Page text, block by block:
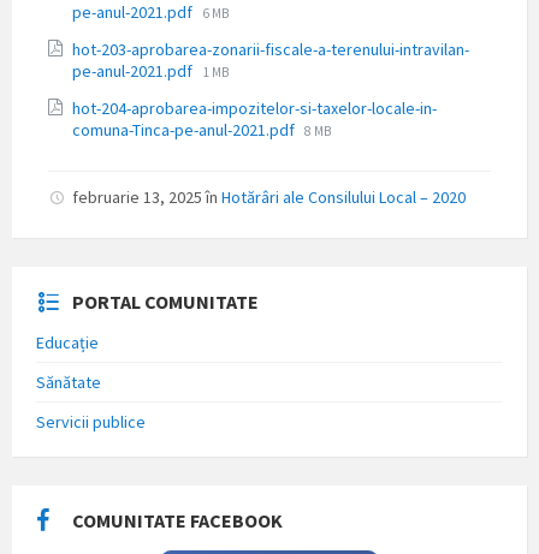
pe-anul-2021.pdf Dimensiune
6 MB
hot-203-aprobarea-zonarii-fiscale-a-terenului-intravilan-
pe-anul-2021.pdf Dimensiune
1 MB
hot-204-aprobarea-impozitelor-si-taxelor-locale-in-
comuna-Tinca-pe-anul-2021.pdf Dimensiune
8 MB
februarie 13, 2025în Hotărâri ale Consilului Local – 2020
PORTAL COMUNITATE
Educație
Sănătate
Servicii publice
COMUNITATE FACEBOOK